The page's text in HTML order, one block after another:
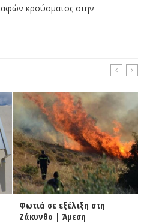
κρούσματος στην
Φωτιά σε εξέλιξη στη
Ζάκυνθο | Άμεση